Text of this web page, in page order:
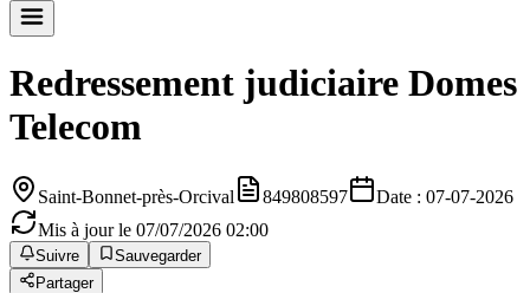
Redressement judiciaire Domes
Telecom
Saint-Bonnet-près-Orcival 849808597
Date : 07-07-2026
Mis à jour le 07/07/2026 02:00
Suivre
Sauvegarder
Partager